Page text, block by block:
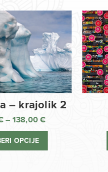
– krajolik 2
– 138,00€
OPCIJE